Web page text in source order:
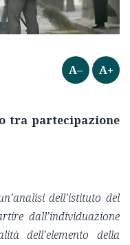
A– A+
tra partecipazione
dell’istituto del
dall’individuazione
dell’elemento della